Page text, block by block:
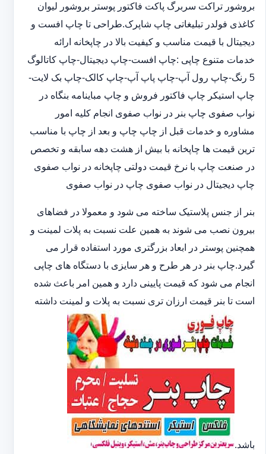
بروشور تراکت سربرگ پاکت فاکتور پوستر بروشور لیوان
کاغذی فولدر تبلیغاتی چاپ شاپرک.طراحی تا چاپ افست و
دیجیتال با قیمت مناسب و کیفیت بالا در چاپخانه ارائه
خدمات متنوع چاپی :چاپ افست-چاپ دیجیتال-چاپ کاتالوگ
5 رنگ-چاپ رول آپ-چاپ پاپ آپ-چاپ کالک-چاپ بک لایت-
چاپ استیکر چاپ فاکتور فروش و چاپ مباینامه بنگاه در
نواب صفوی چاپ بنر در نواب صفوی انجام کلیه امور
مشاوره و خدمات قبل از چاپ چاپ و بعد از چاپ با مناسب
ترین قیمت ها چاپخانه با بیش از هشت دهه سابقه و تخصص
در صنعت چاپ با نرخ قیمت دولتی چاپخانه در نواب صفوی
چاپ دیجیتال در نواب صفوی چاپ در نواب صفوی
بنر از جنس پلاستیک ساخته می شود و معمولا در فضاهای
بیرون نصب می شوند به همین علت نسبت به پلات لمینت و
همچنین پوستر در ابعاد بزرگتری مورد استفاده قرار می
گیرد.چاپ بنر در هر طرح و هر سایزی با دستگاه های چاپی
انجام می شود که قیمت پایینی دارد و همین امر باعث شده
است تا بنر قیمت ارزان تری نسبت به پلات و لمینت داشته
باشد.